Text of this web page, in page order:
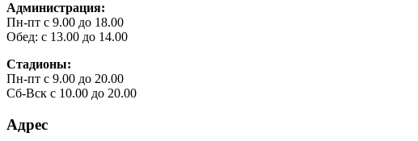
Администрация:
Пн-пт с 9.00 до 18.00
Обед: с 13.00 до 14.00
Стадионы:
Пн-пт с 9.00 до 20.00
Сб-Вск с 10.00 до 20.00
Адрес